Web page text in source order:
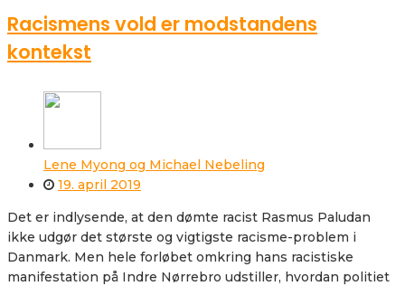
Racismens vold er modstandens
kontekst
Lene Myong og Michael Nebeling
19. april 2019
Det er indlysende, at den dømte racist Rasmus Paludan
ikke udgør det største og vigtigste racisme-problem i
Danmark. Men hele forløbet omkring hans racistiske
manifestation på Indre Nørrebro udstiller, hvordan politiet